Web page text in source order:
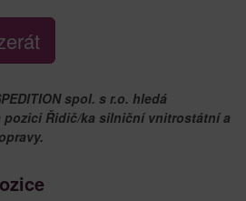
spol. s r.o. hledá
pozici Řidič/ka silniční vnitrostátní a